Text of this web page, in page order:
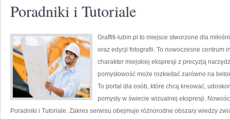
Poradniki i Tutoriale
Graffiti-lubin.pl to miejsce stworzone dla
oraz edycji fotografii. To nowoczesne centrum
charakter miejskiej ekspresji z precyzją
pomysłowość może rozkwitać zarówno na
To portal dla osób, które chcą kreować,
pomysły w świecie wizualnej ekspresji.
Poradniki i Tutoriale. Zakres serwisu obejmuje różnorodne obszary wiedzy